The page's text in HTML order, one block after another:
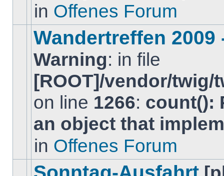
BeitrÃ¤ge
Thema.
in Offenes Forum
gibt
keine
neuen
BeitrÃ¤ge
Thema.
Wandertreffen 2009
Warning: in file
[ROOT]/vendor/
on line 1266: count():
an object that
in Offenes Forum